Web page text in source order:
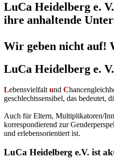
LuCa Heidelberg e.
ihre anhaltende
Wir geben nicht auf!
LuCa Heidelberg e. V.
Lebensvielfalt und C
geschlechtssensibel, das
Auch für Eltern, Multiplikatoren/
korrespondierend zur
und erlebensorientiert ist.
LuCa Heidelberg e.V. ist